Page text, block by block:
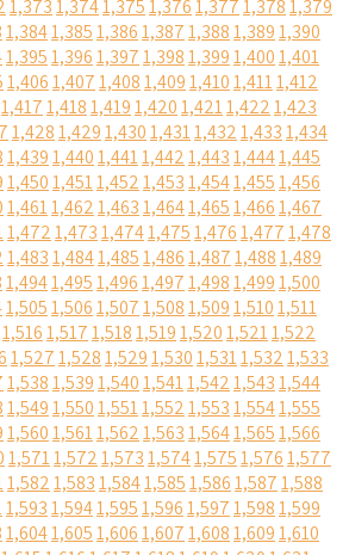
1,3731,3741,3751,3761,3771,3781,379
1,3841,3851,3861,3871,3881,3891,390
1,3951,3961,3971,3981,3991,4001,401
1,4061,4071,4081,4091,4101,4111,412
1,4171,4181,4191,4201,4211,4221,423
1,4281,4291,4301,4311,4321,4331,434
1,4391,4401,4411,4421,4431,4441,445
1,4501,4511,4521,4531,4541,4551,456
1,4611,4621,4631,4641,4651,4661,467
1,4721,4731,4741,4751,4761,4771,478
1,4831,4841,4851,4861,4871,4881,489
1,4941,4951,4961,4971,4981,4991,500
1,5051,5061,5071,5081,5091,5101,511
1,5161,5171,5181,5191,5201,5211,522
1,5271,5281,5291,5301,5311,5321,533
1,5381,5391,5401,5411,5421,5431,544
1,5491,5501,5511,5521,5531,5541,555
1,5601,5611,5621,5631,5641,5651,566
1,5711,5721,5731,5741,5751,5761,577
1,5821,5831,5841,5851,5861,5871,588
1,5931,5941,5951,5961,5971,5981,599
1,6041,6051,6061,6071,6081,6091,610